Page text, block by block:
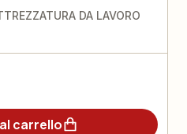
DA LAVORO
carrello